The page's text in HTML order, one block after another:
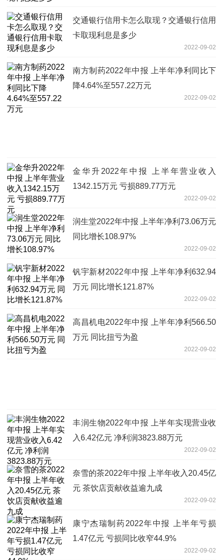
交通银行信用卡怎么取现？交通银行信用
卡取现利息是多少
2022-09-02
南方制药2022年中报 上半年净利同比下
降4.64%至557.22万元
2022-09-02
金华升2022年中报 上半年营业收入
1342.15万元 亏损889.77万元
2022-09-02
润生堂2022年中报 上半年净利73.06万元
同比增长108.97%
2022-09-02
钒宇新材2022年中报 上半年净利632.94
万元 同比增长121.87%
2022-09-02
高昌机电2022年中报 上半年净利566.50
万元 同比扭亏为盈
2022-09-02
丰润生物2022年中报 上半年实现营业收
入6.42亿元 净利润3823.88万元
2022-09-02
奈雪的茶2022年中报 上半年收入20.45亿
元 茶饮店贡献收益逾九成
2022-09-02
康宁杰瑞制药2022年中报 上半年亏损
1.47亿元 亏损同比收窄44.9%
2022-09-02